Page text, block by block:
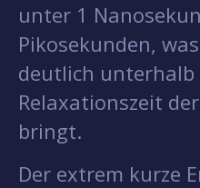
unter 1
Pikosekunden,
deutlich unterhalb
Relaxationszeit
bringt.
Der extrem kurze